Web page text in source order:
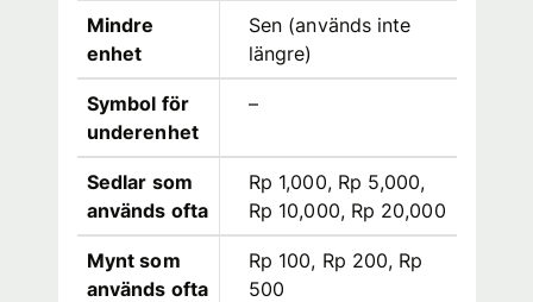
Mindre
enhet
Sen (används inte
längre)
Symbol för
underenhet
–
Sedlar som
används ofta
Rp 1,000, Rp 5,000,
Rp 10,000, Rp 20,000
Mynt som
används ofta
Rp 100, Rp 200, Rp
500